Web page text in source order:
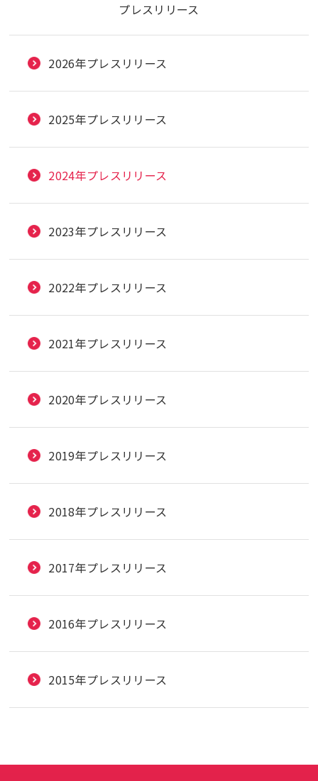
プレスリリース
2026年プレスリリース
2025年プレスリリース
2024年プレスリリース
2023年プレスリリース
2022年プレスリリース
2021年プレスリリース
2020年プレスリリース
2019年プレスリリース
2018年プレスリリース
2017年プレスリリース
2016年プレスリリース
2015年プレスリリース